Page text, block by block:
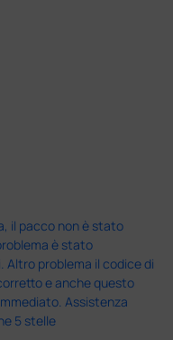
il pacco non è stato
è stato
problema il codice di
e anche questo
Assistenza
5 stelle